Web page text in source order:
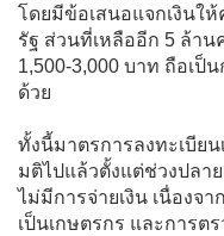
โดยมีข้อเสนอแจกเงินใ
รัฐ ส่วนที่เหลืออีก 5 ล้าน
1,500-3,000 บาท ถือเป็
ด้วย
ทั้งนี้มาตรการลงทะเบีย
มติไปแล้วตั้งแต่ช่วงปลา
ไม่มีการจ่ายเงิน เนื่องจ
เป็นเกษตรกร และการ